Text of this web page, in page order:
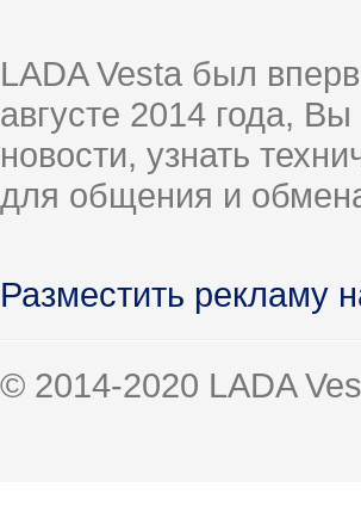
LADA Vesta был
августе 2014 года,
новости, узнать
для общения и
Разместить рекламу
© 2014-2020 LADA